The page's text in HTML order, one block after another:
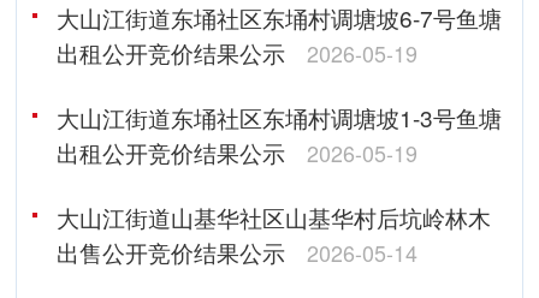
大山江街道东埇社区东埇村调塘坡6-7号鱼塘
出租公开竞价结果公示
2026-05-19
大山江街道东埇社区东埇村调塘坡1-3号鱼塘
出租公开竞价结果公示
2026-05-19
大山江街道山基华社区山基华村后坑岭林木
出售公开竞价结果公示
2026-05-14